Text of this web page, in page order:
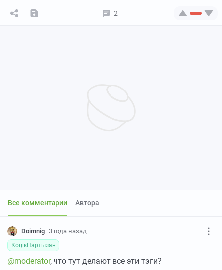
2
Все комментарии Автора
Doimnig 3 года назад
КоцiкПартызан
@moderator, что тут делают все эти тэги?